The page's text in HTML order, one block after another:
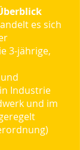
es sich
3-jährige,
Industrie
und im